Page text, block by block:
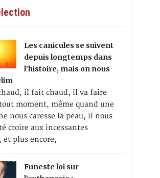
Les canicules se suivent
depuis longtemps dans
l’histoire, mais on nous
il fait chaud, il va faire
moment, même quand une
nous caresse la peau, il nous
croire aux incessantes
et plus encore,
Funeste loi sur